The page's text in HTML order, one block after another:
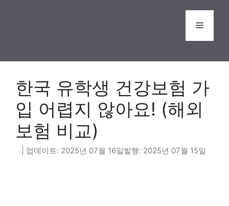
Menu
한국 유학생 건강보험 가
입 어렵지 않아요! (해외
보험 비교)
2025년 07월 16일 2025년 07월 15일